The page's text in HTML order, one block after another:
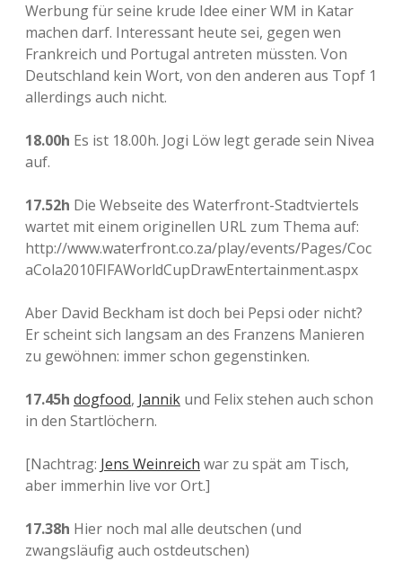
Werbung für seine krude Idee einer WM in Katar
machen darf. Interessant heute sei, gegen wen
Frankreich und Portugal antreten müssten. Von
Deutschland kein Wort, von den anderen aus Topf 1
allerdings auch nicht.
18.00h Es ist 18.00h. Jogi Löw legt gerade sein Nivea
auf.
17.52h Die Webseite des Waterfront-Stadtviertels
wartet mit einem originellen URL zum Thema auf:
http://www.waterfront.co.za/play/events/Pages/Coc
aCola2010FIFAWorldCupDrawEntertainment.aspx
Aber David Beckham ist doch bei Pepsi oder nicht?
Er scheint sich langsam an des Franzens Manieren
zu gewöhnen: immer schon gegenstinken.
17.45h dogfood, Jannik und Felix stehen auch schon
in den Startlöchern.
[Nachtrag: Jens Weinreich war zu spät am Tisch,
aber immerhin live vor Ort.]
17.38h Hier noch mal alle deutschen (und
zwangsläufig auch ostdeutschen)